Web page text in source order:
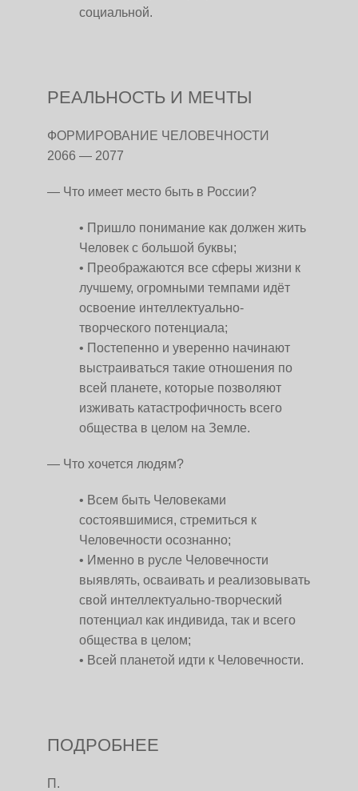
социальной.
РЕАЛЬНОСТЬ И МЕЧТЫ
ФОРМИРОВАНИЕ ЧЕЛОВЕЧНОСТИ
2066 — 2077
— Что имеет место быть в России?
Пришло понимание как должен жить
Человек с большой буквы;
Преображаются все сферы жизни к
лучшему, огромными темпами идёт
освоение интеллектуально-
творческого потенциала;
Постепенно и уверенно начинают
выстраиваться такие отношения по
всей планете, которые позволяют
изживать катастрофичность всего
общества в целом на Земле.
— Что хочется людям?
Всем быть Человеками
состоявшимися, стремиться к
Человечности осознанно;
Именно в русле Человечности
выявлять, осваивать и реализовывать
свой интеллектуально-творческий
потенциал как индивида, так и всего
общества в целом;
Всей планетой идти к Человечности.
ПОДРОБНЕЕ
П.